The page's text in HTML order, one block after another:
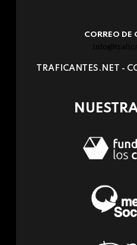
CORREO DE
TRAFICANTES.NET -